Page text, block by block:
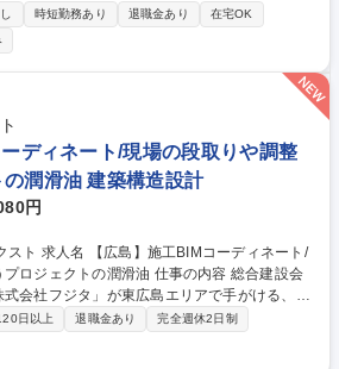
庫などの民間建築等、多種多様なプロジェクト
容】■プロポーザ
設計者と構造設計・設備設計の担当者で協力
■基本設計：建築計画をもとに、構造計画・
設計：意匠・構造・設備及び協力事務所をマ
図を作成。図面・計算書・内訳書の最終チェ
業務：施工者と打合せを通して、施工図のチ
日120日
時短勤務あり 退職金あり
在宅OK
ディネート/現場の段取りや調整
潤滑油 建築構造設計
円
ィネート/
の潤滑油 仕事の内容 総合建設会
会社フジタ」が東広島エリアで手がける、超
いて、施工現場におけるBIM（施工計画・施工
コントローラー」としてご活 躍いただき
理・進行マネジメント：東広島の現場事務所
日以上 退職金あり
完全週休2日制